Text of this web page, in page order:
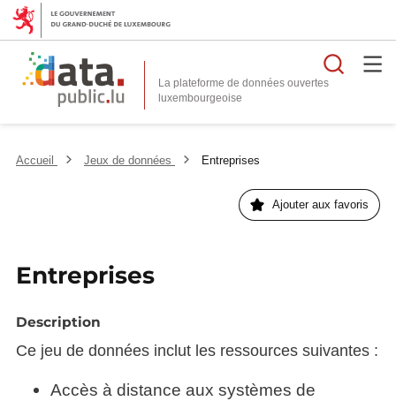
La plateforme de données ouvertes
Accueil Jeux de données Entreprises
Ajouter aux favoris
Entreprises
Description
Ce jeu de données inclut les ressources suivantes :
Accès à distance aux systèmes de